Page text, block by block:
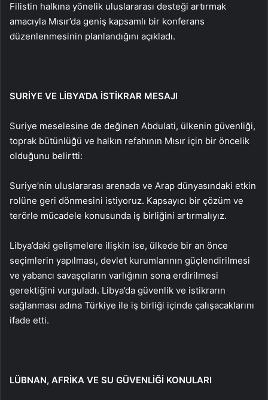
Filistin halkına yönelik uluslararası desteği artırmak
amacıyla Mısır’da geniş kapsamlı bir konferans
düzenlenmesinin planlandığını açıkladı.
SURİYE VE LİBYA’DA İSTİKRAR MESAJI
Suriye meselesine de değinen Abdulati, ülkenin güvenliği,
toprak bütünlüğü ve halkın refahının Mısır için bir öncelik
olduğunu belirtti:
Suriye’nin uluslararası arenada ve Arap dünyasındaki etkin
rolüne geri dönmesini istiyoruz. Kapsayıcı bir çözüm ve
terörle mücadele konusunda iş birliğini artırmalıyız.
Libya’daki gelişmelere ilişkin ise, ülkede bir an önce
seçimlerin yapılması, devlet kurumlarının güçlendirilmesi
ve yabancı savaşçıların varlığının sona erdirilmesi
gerektiğini vurguladı. Libya’da güvenlik ve istikrarın
sağlanması adına Türkiye ile iş birliği içinde çalışacaklarını
ifade etti.
LÜBNAN, AFRİKA VE SU GÜVENLİĞİ KONULARI